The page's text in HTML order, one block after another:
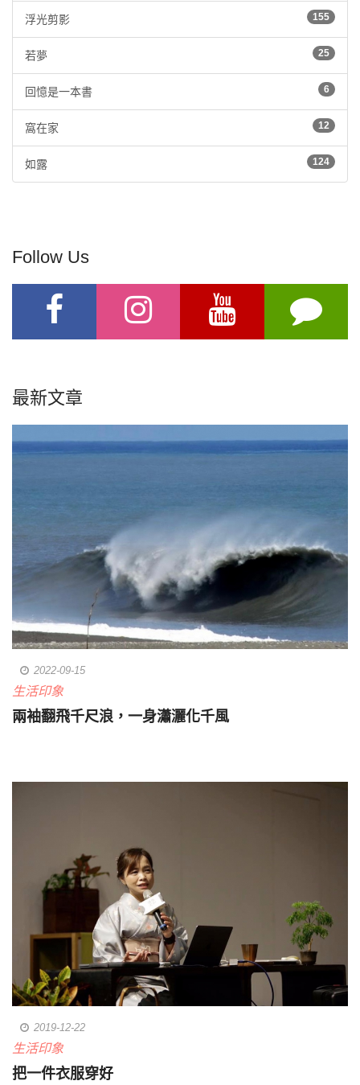
浮光剪影 155
若夢 25
回憶是一本書 6
窩在家 12
如露 124
Follow Us
最新文章
2022-09-15
生活印象
兩袖翻飛千尺浪，一身瀟灑化千風
2019-12-22
生活印象
把一件衣服穿好